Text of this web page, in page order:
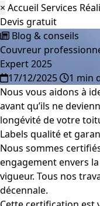
× Accueil Services
Devis gratuit
Blog & conseils
Couvreur
Expert 2025
17/12/2025
1 min
Nous vous aidons à
avant qu’ils ne
longévité de votre
Labels qualité et
Nous sommes
engagement envers
vigueur. Tous nos
décennale.